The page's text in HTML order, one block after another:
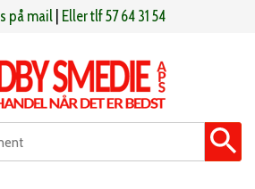
på mail Eller tlf 57 64 31 54
Maskinhandel når det er bedst